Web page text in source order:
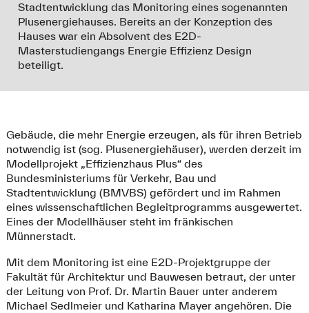
Stadtentwicklung das Monitoring eines sogenannten
Plusenergiehauses. Bereits an der Konzeption des
Hauses war ein Absolvent des E2D-
Masterstudiengangs Energie Effizienz Design
beteiligt.
Gebäude, die mehr Energie erzeugen, als für ihren Betrieb
notwendig ist (sog. Plusenergiehäuser), werden derzeit im
Modellprojekt „Effizienzhaus Plus“ des
Bundesministeriums für Verkehr, Bau und
Stadtentwicklung (BMVBS) gefördert und im Rahmen
eines wissenschaftlichen Begleitprogramms ausgewertet.
Eines der Modellhäuser steht im fränkischen
Münnerstadt.
Mit dem Monitoring ist eine E2D-Projektgruppe der
Fakultät für Architektur und Bauwesen betraut, der unter
der Leitung von Prof. Dr. Martin Bauer unter anderem
Michael Sedlmeier und Katharina Mayer angehören. Die